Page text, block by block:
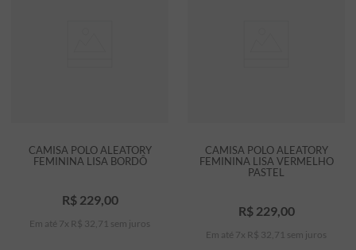
CAMISA POLO ALEATORY
FEMININA LISA BORDÔ
R$ 229, 00
Em até 7 x R$ 32 71 sem juros
CAMISA POLO ALEATORY
FEMININA LISA VERMELHO
PASTEL
R$ 229, 00
Em até 7 x R$ 32 71 sem juros